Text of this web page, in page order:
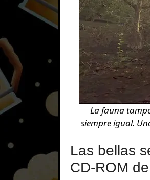
La fauna
siempre igual.
Las bellas
CD-ROM